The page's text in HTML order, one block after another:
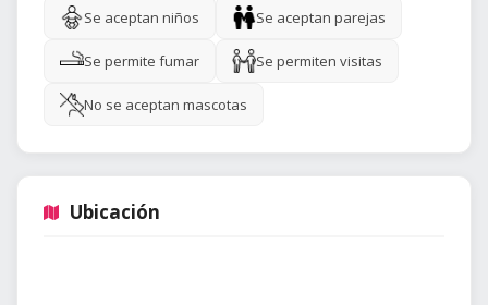
Se aceptan niños Se aceptan parejas
Se permite fumar Se permiten visitas
No se aceptan mascotas
Ubicación